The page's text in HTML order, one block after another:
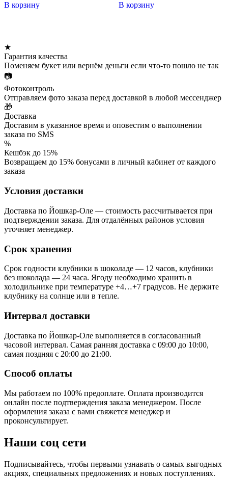
В корзину В корзину
★
Гарантия качества
Поменяем букет или вернём деньги если что-то пошло не так
📷
Фотоконтроль
Отправляем фото заказа перед доставкой в любой мессенджер
🎁
Доставка
Доставим в указанное время и оповестим о выполнении
заказа по SMS
%
Кешбэк до 15%
Возвращаем до 15% бонусами в личный кабинет от каждого
заказа
Условия доставки
Доставка по Йошкар-Оле — стоимость рассчитывается при
подтверждении заказа. Для отдалённых районов условия
уточняет менеджер.
Срок хранения
Срок годности клубники в шоколаде — 12 часов, клубники
без шоколада — 24 часа. Ягоду необходимо хранить в
холодильнике при температуре +4…+7 градусов. Не держите
клубнику на солнце или в тепле.
Интервал доставки
Доставка по Йошкар-Оле выполняется в согласованный
часовой интервал. Самая ранняя доставка с 09:00 до 10:00,
самая поздняя с 20:00 до 21:00.
Способ оплаты
Мы работаем по 100% предоплате. Оплата производится
онлайн после подтверждения заказа менеджером. После
оформления заказа с вами свяжется менеджер и
проконсультирует.
Наши соц сети
Подписывайтесь, чтобы первыми узнавать о самых выгодных
акциях, специальных предложениях и новых поступлениях.